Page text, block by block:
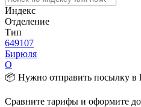
Индекс
Отделение
Тип
649107
Бирюля
О
📦 Нужно отправить посылку в
Сравните тарифы и оформите